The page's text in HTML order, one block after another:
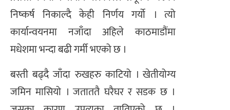
निष्कर्ष निकाल्दै केही निर्णय गर्यो । त्यो
कार्यान्वयनमा नजाँदा अहिले काठमाडौंमा
मधेशमा भन्दा बढी गर्मी भएको छ ।
बस्ती बढ्दै जाँदा रुखहरु काटियो । खेतीयोग्य
जमिन मासियो । जताततै घरैघर र सडक छ ।